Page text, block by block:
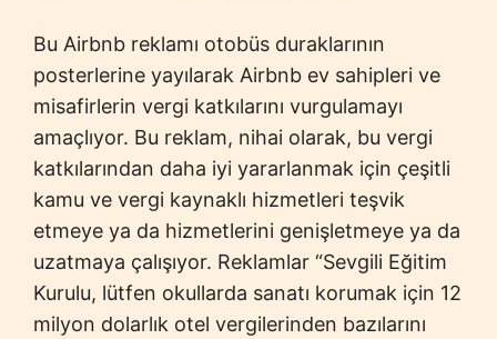
Bu Airbnb reklamı otobüs duraklarının
posterlerine yayılarak Airbnb ev sahipleri ve
misafirlerin vergi katkılarını vurgulamayı
amaçlıyor. Bu reklam, nihai olarak, bu vergi
katkılarından daha iyi yararlanmak için çeşitli
kamu ve vergi kaynaklı hizmetleri teşvik
etmeye ya da hizmetlerini genişletmeye ya da
uzatmaya çalışıyor. Reklamlar “Sevgili Eğitim
Kurulu, lütfen okullarda sanatı korumak için 12
milyon dolarlık otel vergilerinden bazılarını